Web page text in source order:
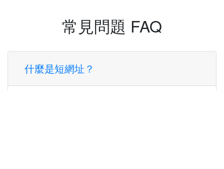
常見問題 FAQ
什麼是短網址？